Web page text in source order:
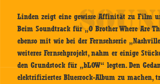
Linden zeigt eine gewisse Affinität zu Film
Beim Soundtrack für „O Brother Where Are
ebenso mit wie bei der Fernsehserie
weiteres Fernsehprojekt, nahm er einige
den Grundstock für „bLOW“ legten. Den
elektrifiziertes Bluesrock-Album zu machen,